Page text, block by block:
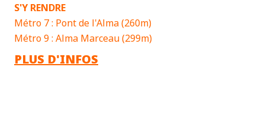
S'Y RENDRE
Métro 7 : Pont de l'Alma (260m)
Métro 9 : Alma Marceau (299m)
PLUS D'INFOS